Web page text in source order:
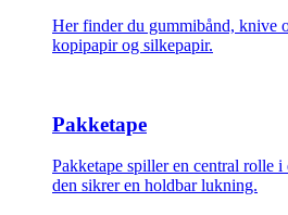
Her finder du gummibånd, knive
kopipapir og silkepapir.
Pakketape
Pakketape spiller en central rolle
den sikrer en holdbar lukning.